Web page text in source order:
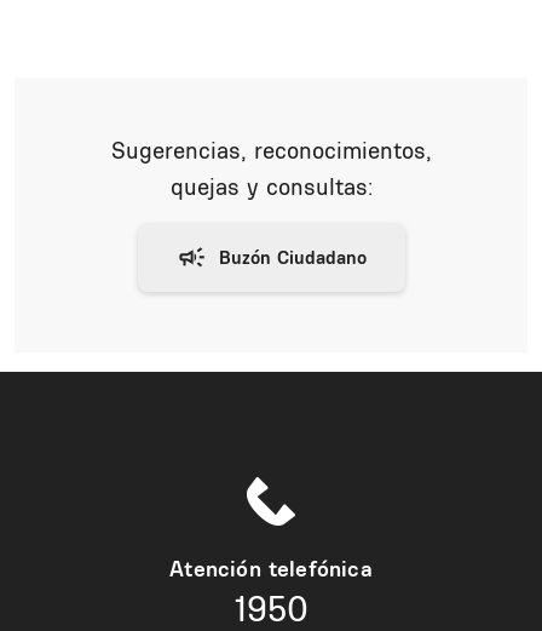
Sugerencias, reconocimientos,
quejas y consultas:
Atención telefónica
1950